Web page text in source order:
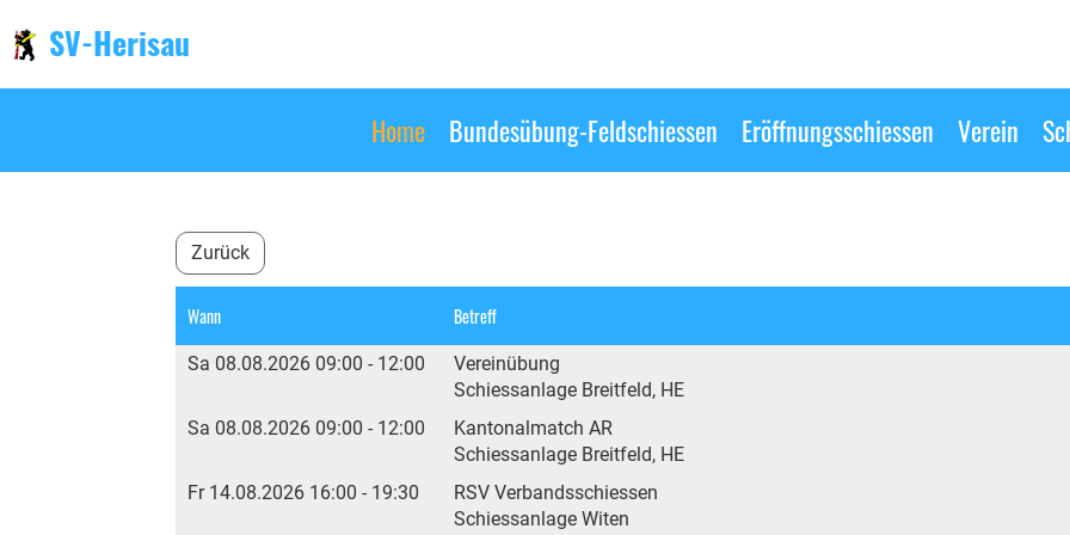
SV-Herisau
Home Bundesübung-Feldschiessen Eröffnungsschiessen Verein
Zurück
Wann Betreff
Sa 08.08.2026 09:00 - 12:00
Vereinübung
Schiessanlage Breitfeld, HE
Sa 08.08.2026 09:00 - 12:00
Kantonalmatch AR
Schiessanlage Breitfeld, HE
Fr 14.08.2026 16:00 - 19:30
RSV Verbandsschiessen
Schiessanlage Witen